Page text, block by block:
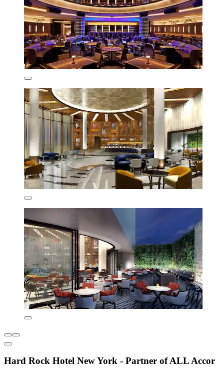
Hard Rock Hotel New York - Partner of ALL Accor